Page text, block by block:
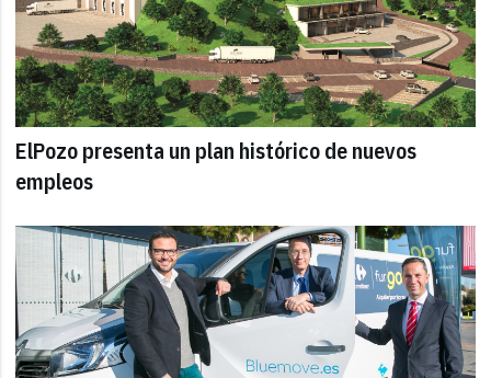
ElPozo presenta un plan histórico de nuevos
empleos